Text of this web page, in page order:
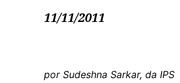
11/11/2011
por Sudeshna Sarkar, da IPS